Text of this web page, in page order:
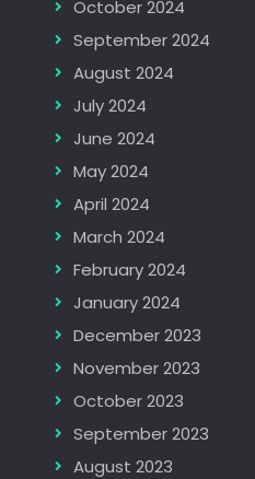
October 2024
September 2024
August 2024
July 2024
June 2024
May 2024
April 2024
March 2024
February 2024
January 2024
December 2023
November 2023
October 2023
September 2023
August 2023